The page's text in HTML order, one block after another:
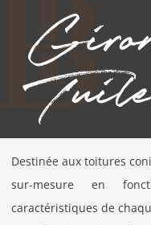
Destinée aux toitures
sur-mesure en
caractéristiques de